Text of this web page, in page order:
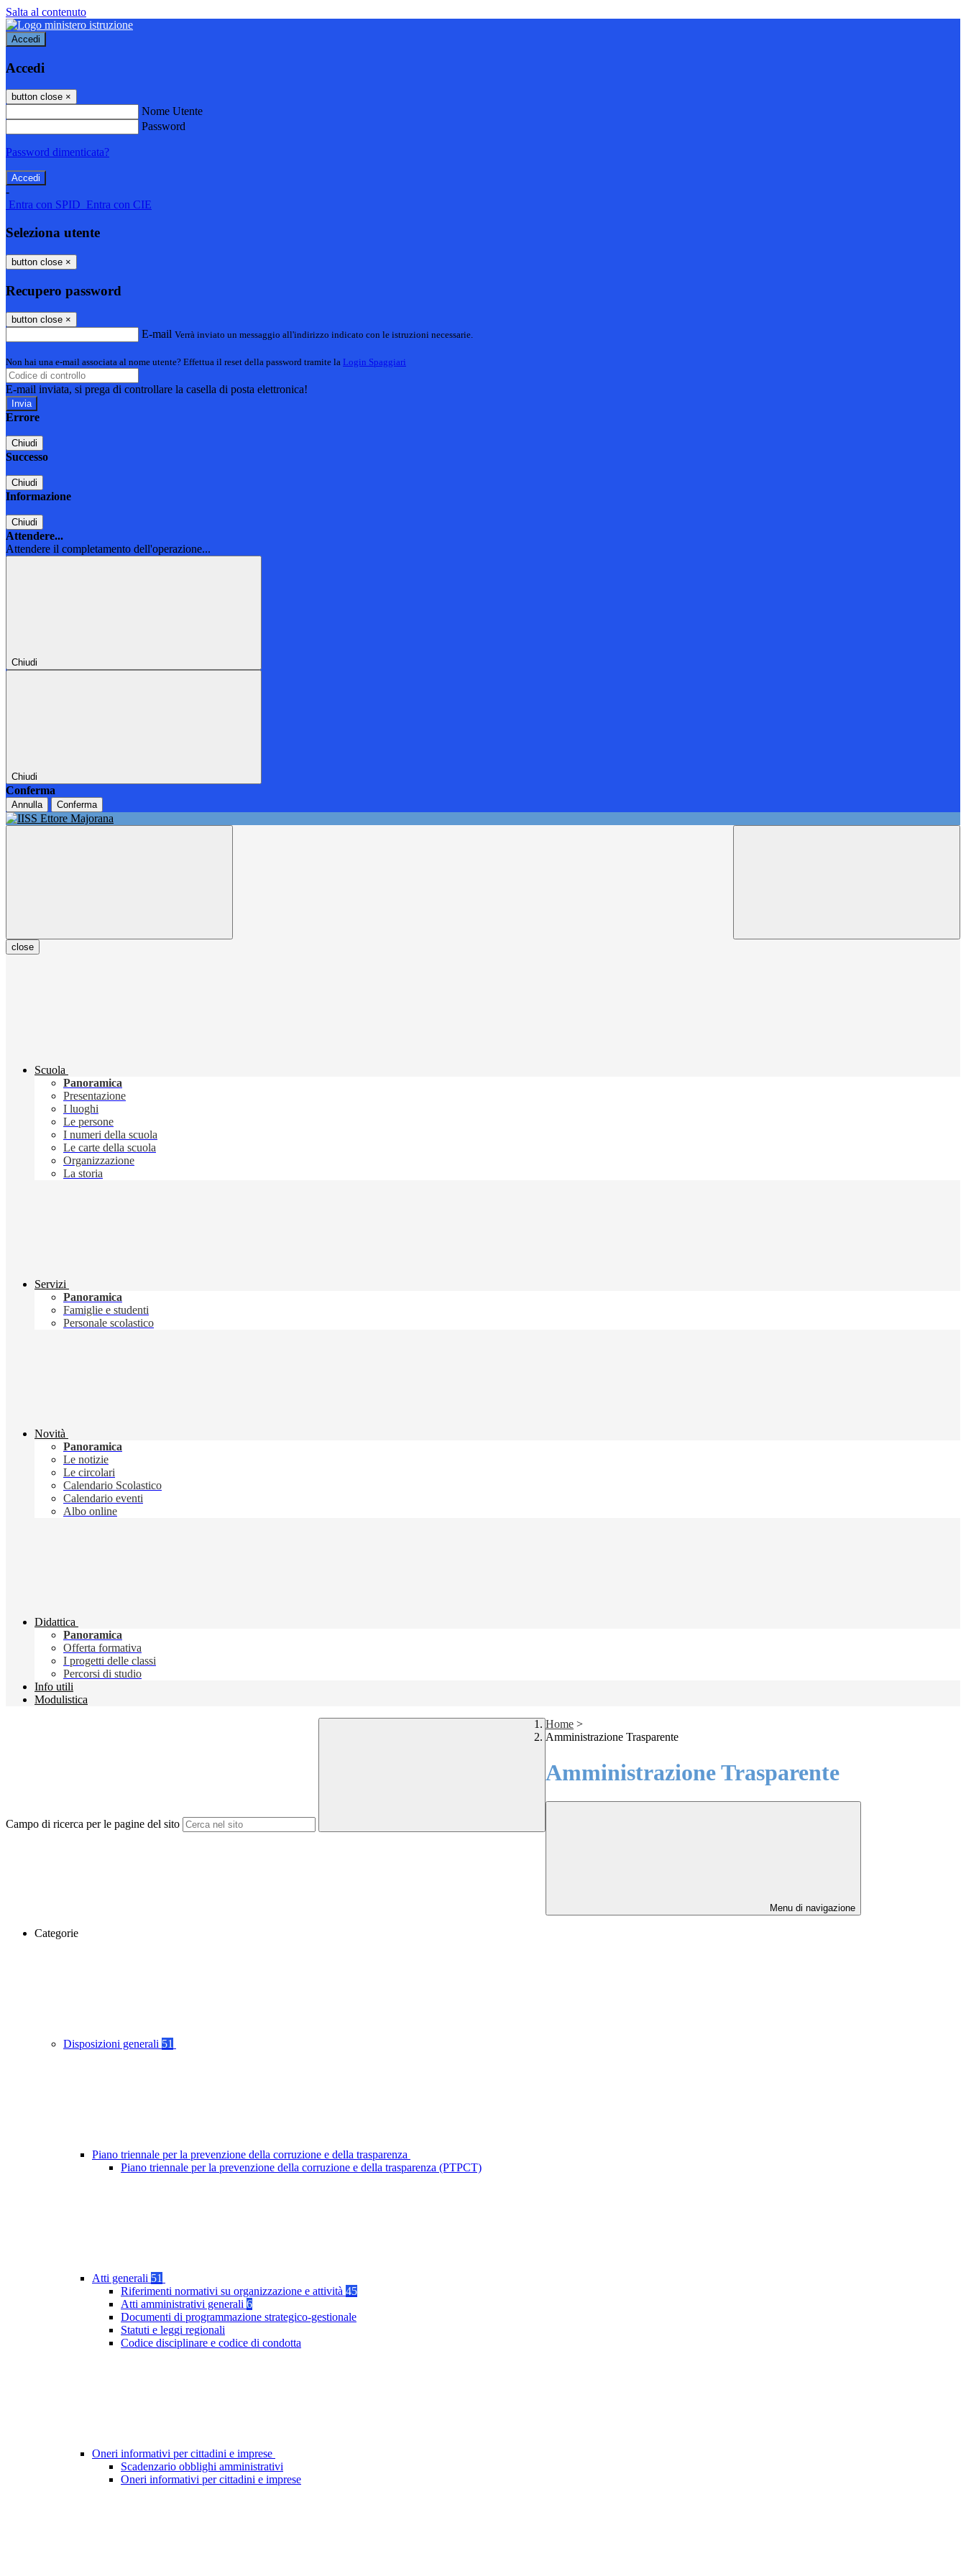
Salta al contenuto
Accedi
Accedi
button close ×
Nome Utente
Password
Password dimenticata?
-
Entra con SPID Entra con CIE
Seleziona utente
button close ×
Recupero password
button close ×
E-mail Verrà inviato un messaggio all'indirizzo indicato con le istruzioni necessarie.
Non hai una e-mail associata al nome utente? Effettua il reset della password tramite la Login Spaggiari
E-mail inviata, si prega di controllare la casella di posta elettronica!
Errore
Chiudi
Successo
Chiudi
Informazione
Chiudi
Attendere...
Attendere il completamento dell'operazione...
Chiudi
Chiudi
Conferma
Annulla Conferma
close
Scuola
Panoramica
Presentazione
I luoghi
Le persone
I numeri della scuola
Le carte della scuola
Organizzazione
La storia
Servizi
Panoramica
Famiglie e studenti
Personale scolastico
Novità
Panoramica
Le notizie
Le circolari
Calendario Scolastico
Calendario eventi
Albo online
Didattica
Panoramica
Offerta formativa
I progetti delle classi
Percorsi di studio
Info utili
Modulistica
Campo di ricerca per le pagine del sito
Home >
Amministrazione Trasparente
Amministrazione Trasparente
Menu di navigazione
Categorie
Disposizioni generali 51
Piano triennale per la prevenzione della corruzione e della trasparenza
Piano triennale per la prevenzione della corruzione e della trasparenza (PTPCT)
Atti generali 51
Riferimenti normativi su organizzazione e attività 45
Atti amministrativi generali 6
Documenti di programmazione strategico-gestionale
Statuti e leggi regionali
Codice disciplinare e codice di condotta
Oneri informativi per cittadini e imprese
Scadenzario obblighi amministrativi
Oneri informativi per cittadini e imprese